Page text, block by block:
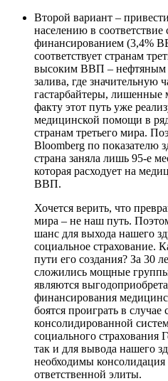
Второй вариант –
населению в соответствие
финансированием (3,4%
соответствует странам
высоким ВВП – нефтяным
залива, где значительную
гастарбайтеры,
факту этот путь уже
медицинской помощи в
странам третьего мира.
Bloomberg по показателю
страна заняла лишь 95-е
которая расходует на
ВВП.
Хочется верить, что
мира – не наш путь.
шанс для выхода нашего
социальное страхование.
пути его создания? За 30
сложились мощные
являются
финансирования
боятся проиграть в
консолидированной
социального
так и для вывода нашего
необходимы консолидация
ответственной элиты.